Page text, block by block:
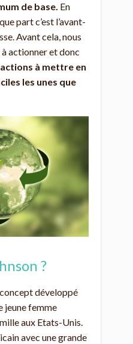
de base. En
part c’est l’avant-
Avant cela, nous
actionner et donc
à mettre en
les unes que
?
développé
jeune femme
aux Etats-Unis.
avec une grande